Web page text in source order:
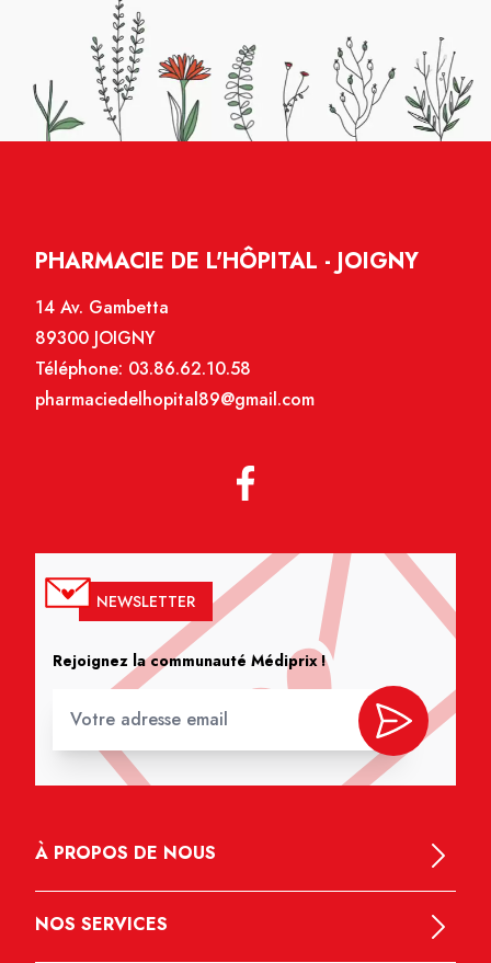
PHARMACIE DE L'HÔPITAL - JOIGNY
14 Av. Gambetta
89300 JOIGNY
Téléphone: 03.86.62.10.58
pharmaciedelhopital89@gmail.com
NEWSLETTER
Rejoignez la communauté Médiprix !
À PROPOS DE NOUS
NOS SERVICES